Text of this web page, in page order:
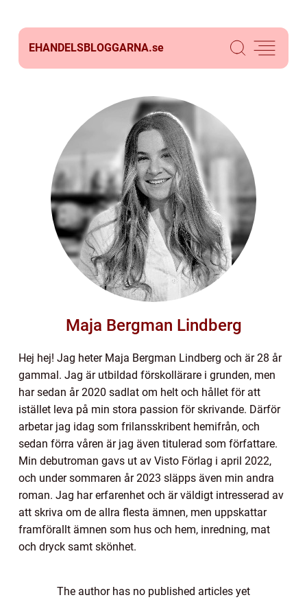
EHANDELSBLOGGARNA.se
Maja Bergman Lindberg
Hej hej! Jag heter Maja Bergman Lindberg och är 28 år
gammal. Jag är utbildad förskollärare i grunden, men
har sedan år 2020 sadlat om helt och hållet för att
istället leva på min stora passion för skrivande. Därför
arbetar jag idag som frilansskribent hemifrån, och
sedan förra våren är jag även titulerad som författare.
Min debutroman gavs ut av Visto Förlag i april 2022,
och under sommaren år 2023 släpps även min andra
roman. Jag har erfarenhet och är väldigt intresserad av
att skriva om de allra flesta ämnen, men uppskattar
framförallt ämnen som hus och hem, inredning, mat
och dryck samt skönhet.
The author has no published articles yet